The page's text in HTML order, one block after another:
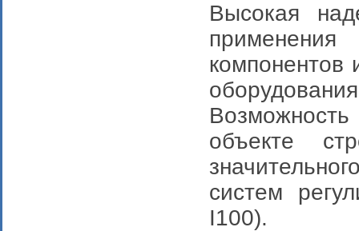
Высокая
компонентов
объекте
систем
I100).